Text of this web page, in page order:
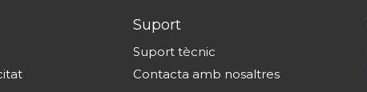
Suport
Suport tècnic
Contacta amb nosaltres